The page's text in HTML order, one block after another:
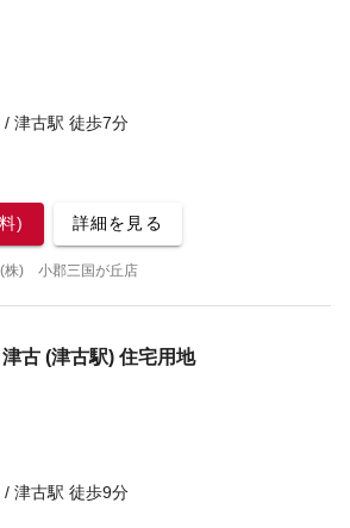
津古駅 徒歩7分
) 詳細を見る
(株) 小郡三国が丘店
古 (津古駅) 住宅用地
津古駅 徒歩9分